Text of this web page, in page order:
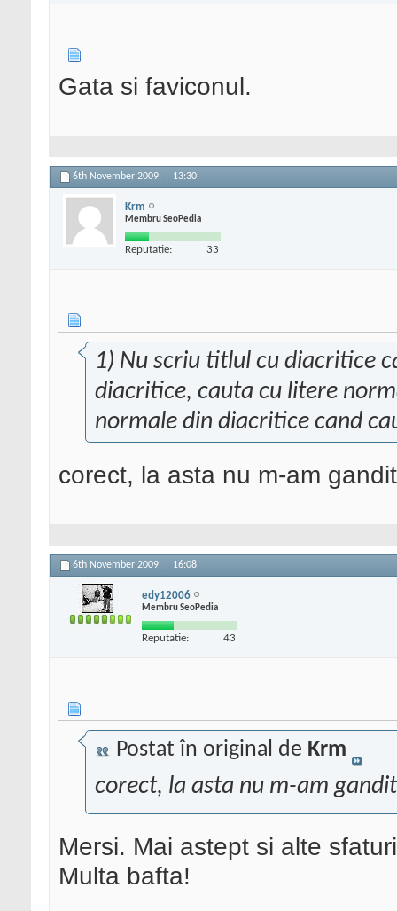
Gata si faviconul.
6th November 2009, 13:30
Krm
Membru SeoPedia
Reputatie: 33
1) Nu scriu titlul cu diacritice
diacritice, cauta cu litere
normale din diacritice cand
corect, la asta nu m-am
6th November 2009, 16:08
edy12006
Membru SeoPedia
Reputatie: 43
Postat în original de Krm
corect, la asta nu m-am
Mersi. Mai astept si alte
Multa bafta!